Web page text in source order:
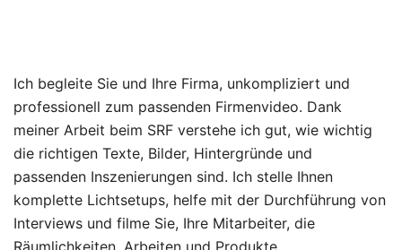
Ich begleite Sie und Ihre Firma, unkompliziert und
professionell zum passenden Firmenvideo. Dank
meiner Arbeit beim SRF verstehe ich gut, wie wichtig
die richtigen Texte, Bilder, Hintergründe und
passenden Inszenierungen sind. Ich stelle Ihnen
komplette Lichtsetups, helfe mit der Durchführung von
Interviews und filme Sie, Ihre Mitarbeiter, die
Räumlichkeiten, Arbeiten und Produkte.